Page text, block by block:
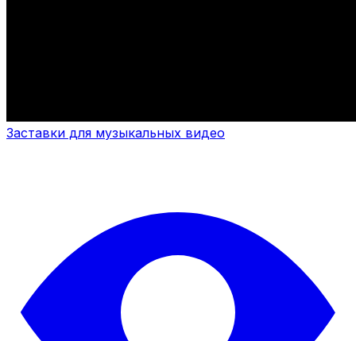
Заставки для музыкальных видео